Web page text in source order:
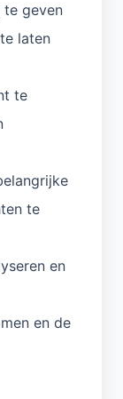
te geven
laten
te
te
en
en de